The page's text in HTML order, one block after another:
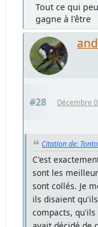
Tout ce qui
gagne à l'être
#28 Décembre
Citation de:
C'est
sont les
sont collés. Je
ils disaient
compacts,